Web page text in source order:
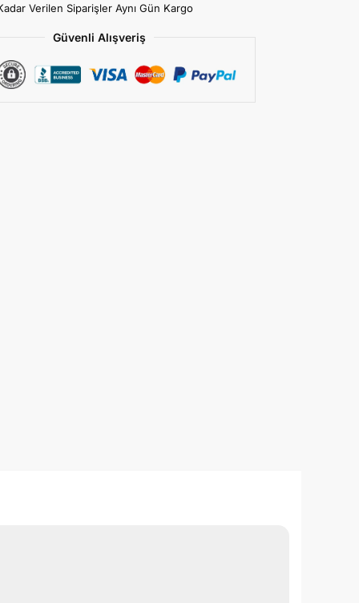
Verilen Siparişler Aynı Gün Kargo
Güvenli Alışveriş